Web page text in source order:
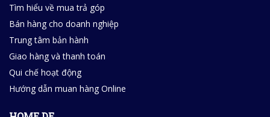
Tìm hiểu về mua trả góp
Bán hàng cho doanh nghiệp
Trung tâm bản hành
Giao hàng và thanh toán
Qui chế hoạt động
Hướng dẫn muan hàng Online